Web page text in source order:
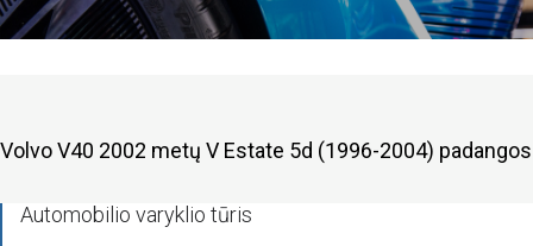
Volvo V40 2002 metų V Estate 5d (1996-2004) padangos
Automobilio varyklio tūris